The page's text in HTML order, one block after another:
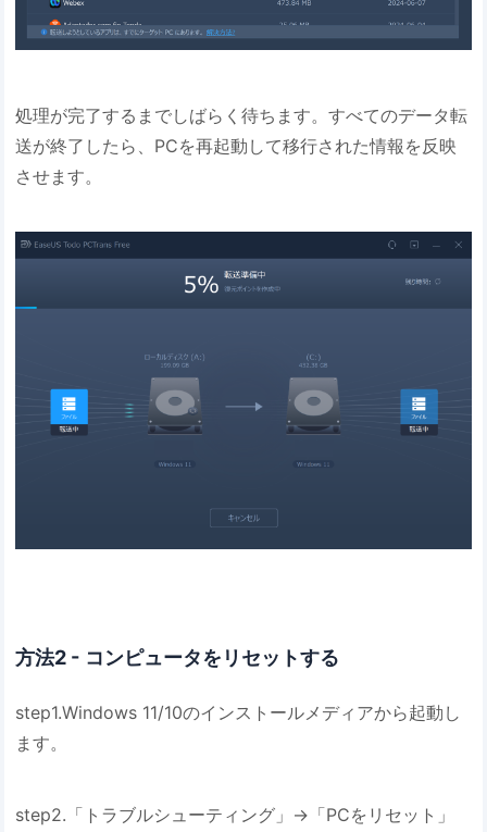
処理が完了するまでしばらく待ちます。すべてのデータ転
送が終了したら、PCを再起動して移行された情報を反映
させます。
方法2 - コンピュータをリセットする
step1.Windows 11/10のインストールメディアから起動し
ます。
step2.「トラブルシューティング」→「PCをリセット」